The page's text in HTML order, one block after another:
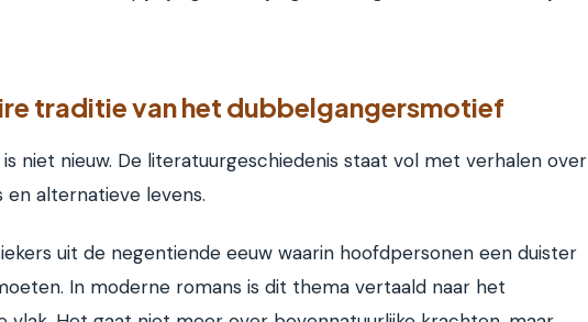
traditie van het dubbelgangersmotief
niet nieuw. De literatuurgeschiedenis staat vol met verhalen over
en alternatieve levens.
uit de negentiende eeuw waarin hoofdpersonen een duister
In moderne romans is dit thema vertaald naar het